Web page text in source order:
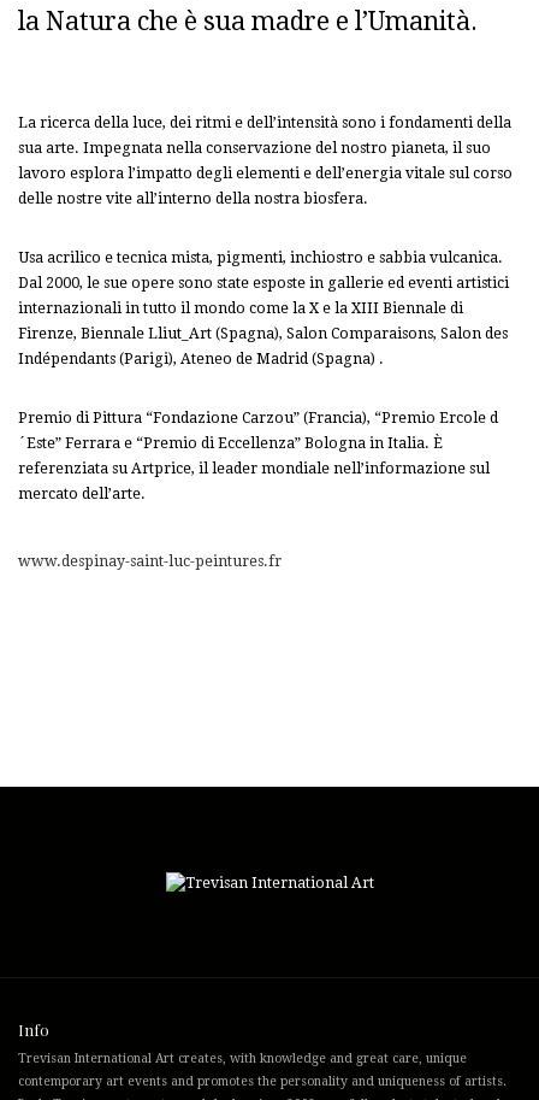
la Natura che è sua madre e l’Umanità.
La ricerca della luce, dei ritmi e dell’intensità sono i fondamenti della
sua arte. Impegnata nella conservazione del nostro pianeta, il suo
lavoro esplora l’impatto degli elementi e dell’energia vitale sul corso
delle nostre vite all’interno della nostra biosfera.
Usa acrilico e tecnica mista, pigmenti, inchiostro e sabbia vulcanica.
Dal 2000, le sue opere sono state esposte in gallerie ed eventi artistici
internazionali in tutto il mondo come la X e la XIII Biennale di
Firenze, Biennale Lliut_Art (Spagna), Salon Comparaisons, Salon des
Indépendants (Parigi), Ateneo de Madrid (Spagna) .
Premio di Pittura “Fondazione Carzou” (Francia), “Premio Ercole d
´Este” Ferrara e “Premio di Eccellenza” Bologna in Italia. È
referenziata su Artprice, il leader mondiale nell’informazione sul
mercato dell’arte.
www.despinay-saint-luc-peintures.fr
Info
Trevisan International Art creates, with knowledge and great care, unique
contemporary art events and promotes the personality and uniqueness of artists.